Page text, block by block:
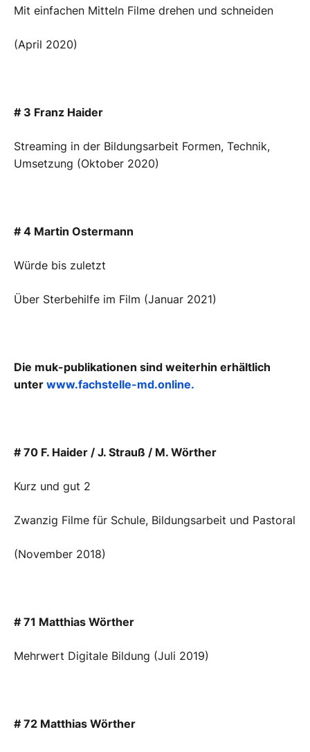
Mit einfachen Mitteln Filme drehen und schneiden
(April 2020)
# 3 Franz Haider
Streaming in der Bildungsarbeit Formen, Technik,
Umsetzung (Oktober 2020)
# 4 Martin Ostermann
Würde bis zuletzt
Über Sterbehilfe im Film (Januar 2021)
Die muk-publikationen sind weiterhin erhältlich
unter www.fachstelle-md.online.
# 70 F. Haider / J. Strauß / M. Wörther
Kurz und gut 2
Zwanzig Filme für Schule, Bildungsarbeit und Pastoral
(November 2018)
# 71 Matthias Wörther
Mehrwert Digitale Bildung (Juli 2019)
# 72 Matthias Wörther